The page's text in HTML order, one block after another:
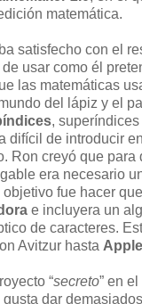
matemática.
satisfecho con el
usar como él
las matemáticas
del lápiz y el
, superíndices
difícil de introducir
Ron creyó que para
era necesario
fue hacer
e incluyera un
de caracteres.
Avitzur hasta Apple
“secreto” en
dar